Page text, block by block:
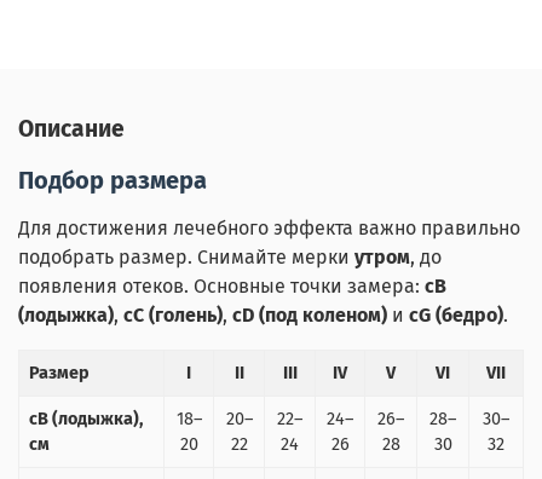
Описание
Подбор размера
Для достижения лечебного эффекта важно правильно
подобрать размер. Снимайте мерки утром, до
появления отеков. Основные точки замера: cB
(лодыжка), cC (голень), cD (под коленом) и cG (бедро).
Размер I II III IV V VI VII
cB (лодыжка),
см
18–
20
20–
22
22–
24
24–
26
26–
28
28–
30
30–
32